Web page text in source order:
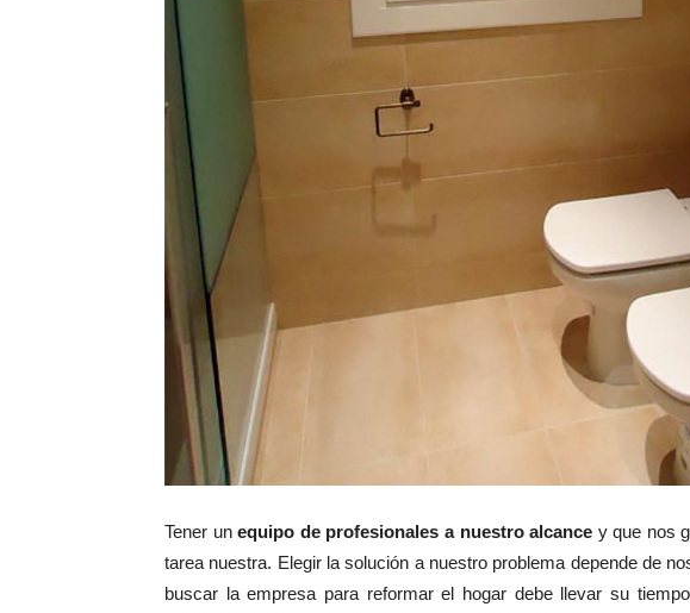
Tener unequipo de profesionales a nuestro alcance y que nos
tarea nuestra. Elegir la solución a nuestro problema depende de
buscar la empresa para reformar el hogar debe llevar su